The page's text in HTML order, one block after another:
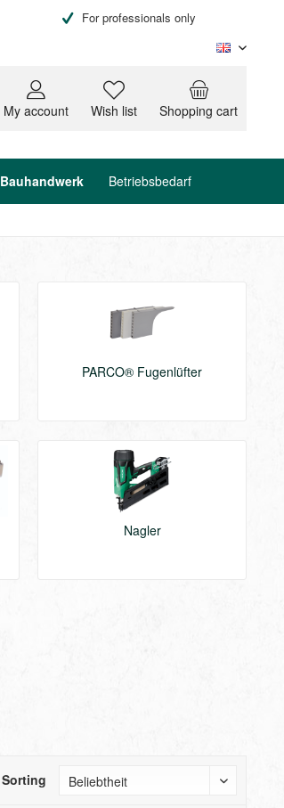
For professionals only
Shopping cart
Wish list
My account
Bauhandwerk Betriebsbedarf
PARCO® Fugenlüfter
Nagler
Sorting